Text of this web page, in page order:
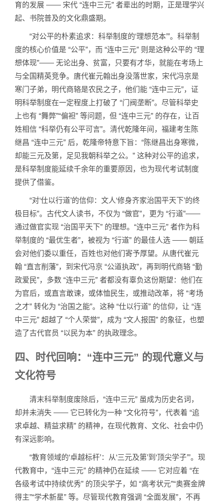
育的发展 —— 宋代 “连中三元” 者辈出的时期，正是理学兴
起、书院普及的文化鼎盛期。
“对公平的朴素追求：科举制度的‘理想范本’”。科举制
度的核心价值是 “公平”，而 “连中三元” 则是这种公平的 “理
想体现”—— 无论出身、贫富，只要有才华，就能在考场上
与全国精英竞争。唐代崔元翰出身没落世家，宋代冯京是
寒门子弟，明代商辂是农民之子，他们能 “连中三元”，证
明科举制度在一定程度上打破了 “门阀垄断”。尽管科举史
上也有 “舞弊”“偏袒” 等问题，但 “连中三元” 的存在，让百
姓相信 “科举仍有公平可言”。清代乾隆年间，福建考生陈
继昌 “连中三元” 后，乾隆帝特意下旨：“陈继昌出身寒微，
却能三元及第，足见我朝科举之公。” 这种对公平的追求，
是科举制度能延续千余年的重要原因，也为现代考试制度
提供了借鉴。
“对‘仕以行道’的信仰：文人‘修身齐家治国平天下’的终
极目标”。古代文人读书，不仅为 “做官”，更为 “行道”——
通过做官实现 “治国平天下” 的理想。“连中三元” 者作为科
举制度的 “最优生者”，被视为 “行道” 的最佳人选 —— 朝廷
会对他们委以重任，百姓也对他们寄予厚望。从唐代崔元
翰 “直言削藩”，到宋代冯京 “公道执政”，再到明代商辂 “勤
政爱民”，多数 “连中三元” 者都没有辜负这份期望：他们在
为官后，或直言敢谏，或体恤民生，或推动改革，将 “考场
之才” 转化为 “治国之能”。这种 “仕以行道” 的信仰，让 “连
中三元” 超越了 “个人荣誉”，成为 “文人报国” 的象征，也塑
造了古代官员 “以民为本” 的执政理念。
四、时代回响：“连中三元” 的现代意义与
文化符号
清末科举制度废除后，“连中三元” 虽成为历史名词，
却并未消失 —— 它已转化为一种 “文化符号”，代表着 “追
求卓越、精益求精” 的精神，在现代教育、文化、社会中仍
有深远影响。
“教育领域的‘卓越标杆’：从‘三元及第’到‘顶尖学子’”。现
代教育中，“连中三元” 的精神仍在延续 —— 它对应着 “在
各级考试中持续优秀” 的顶尖学子，如 “高考状元”“奥赛金牌
得主”“学术新星” 等。尽管现代教育强调 “全面发展”，不再